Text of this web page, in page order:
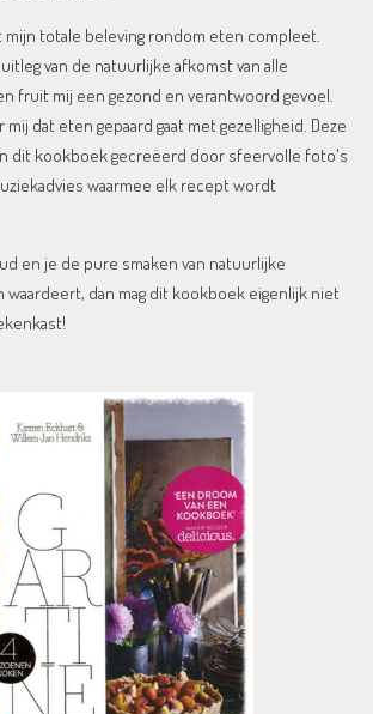
mijn totale beleving rondom eten compleet.
van de natuurlijke afkomst van alle
fruit mij een gezond en verantwoord gevoel.
mij dat eten gepaard gaat met gezelligheid. Deze
dit kookboek gecreëerd door sfeervolle foto's
waarmee elk recept wordt
en je de pure smaken van natuurlijke
dan mag dit kookboek eigenlijk niet